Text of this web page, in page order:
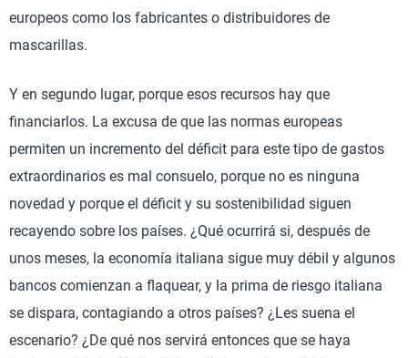
europeos como los fabricantes o distribuidores de
mascarillas.
Y en segundo lugar, porque esos recursos hay que
financiarlos. La excusa de que las normas europeas
permiten un incremento del déficit para este tipo de gastos
extraordinarios es mal consuelo, porque no es ninguna
novedad y porque el déficit y su sostenibilidad siguen
recayendo sobre los países. ¿Qué ocurrirá si, después de
unos meses, la economía italiana sigue muy débil y algunos
bancos comienzan a flaquear, y la prima de riesgo italiana
se dispara, contagiando a otros países? ¿Les suena el
escenario? ¿De qué nos servirá entonces que se haya